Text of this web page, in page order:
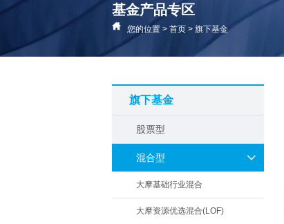
基金产品专区
您的位置 > 首页 > 旗下基金
旗下基金
股票型
混合型
大摩基础行业混合
大摩资源优选混合(LOF)